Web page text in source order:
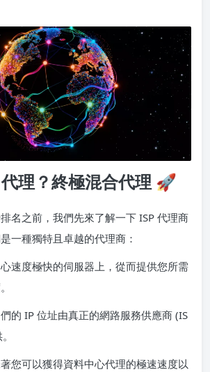
理？終極混合代理 🚀
名之前，我們先來了解一下 ISP 代理商
一種獨特且卓越的代理商：
速度極快的伺服器上，從而提供您所需
的 IP 位址由真正的網路服務供應商 (IS
您可以獲得資料中心代理的極速速度以